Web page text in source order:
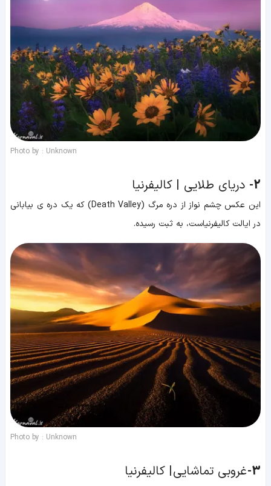
Photo by : Unknown
2- دریای طلایی | کالیفرنیا
این عکس چشم نواز از دره مرگ (Death Valley) که یک دره ی بیابانی
در ایالت کالیفرنیاست، به ثبت رسیده.
Photo by : Unknown
3- غروبی تماشایی | کالیفرنیا